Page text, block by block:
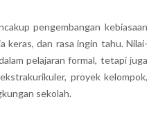
pengembangan kebiasaan
keras, dan rasa ingin tahu. Nilai-
pelajaran formal, tetapi juga
proyek kelompok,
sekolah.